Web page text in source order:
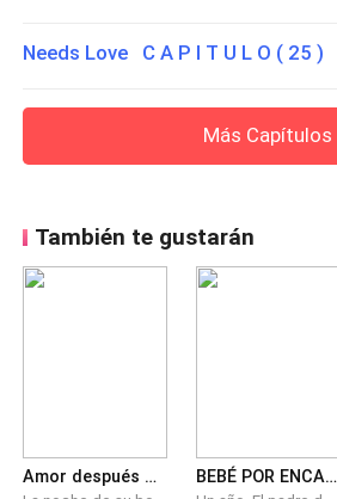
Needs Love C A P I T U L O ( 25 )
Más Capítulos
También te gustarán
Amor después del Divorcio BEBÉ POR ENCARGO